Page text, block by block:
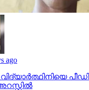
ago